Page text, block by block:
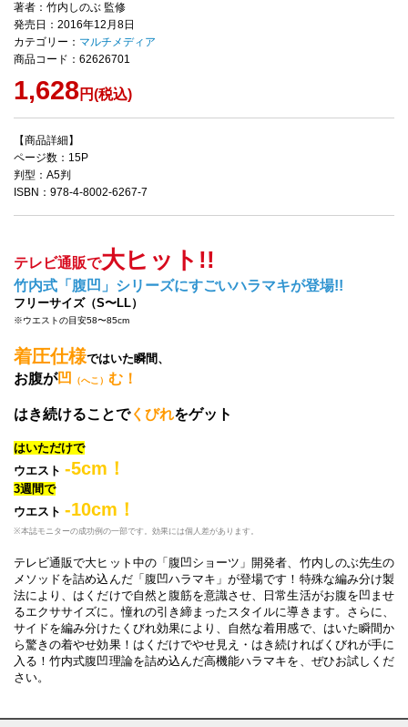
著者：竹内しのぶ 監修
発売日：2016年12月8日
カテゴリー： マルチメディア
商品コード：62626701
1,628円(税込)
【商品詳細】
ページ数：15P
判型：A5判
ISBN：978-4-8002-6267-7
テレビ通販で大ヒット!!
竹内式「腹凹」シリーズにすごいハラマキが登場!!
フリーサイズ（S〜LL）
※ウエストの目安58〜85cm
着圧仕様ではいた瞬間、
お腹が凹 （へこ） む！
はき続けることでくびれをゲット
はいただけで
ウエスト -5cm！
3週間で
ウエスト -10cm！
※本誌モニターの成功例の一部です。効果には個人差があります。
テレビ通販で大ヒット中の「腹凹ショーツ」開発者、竹内しのぶ先生の
メソッドを詰め込んだ「腹凹ハラマキ」が登場です！特殊な編み分け製
法により、はくだけで自然と腹筋を意識させ、日常生活がお腹を凹ませ
るエクササイズに。憧れの引き締まったスタイルに導きます。さらに、
サイドを編み分けたくびれ効果により、自然な着用感で、はいた瞬間か
ら驚きの着やせ効果！はくだけでやせ見え・はき続ければくびれが手に
入る！竹内式腹凹理論を詰め込んだ高機能ハラマキを、ぜひお試しくだ
さい。